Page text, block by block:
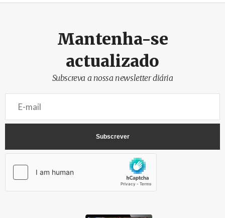
Mantenha-se
actualizado
Subscreva a nossa newsletter diária